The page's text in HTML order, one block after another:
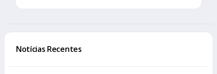
Notícias Recentes